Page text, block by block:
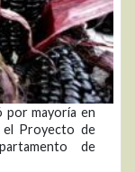
por mayoría en
el Proyecto de
de